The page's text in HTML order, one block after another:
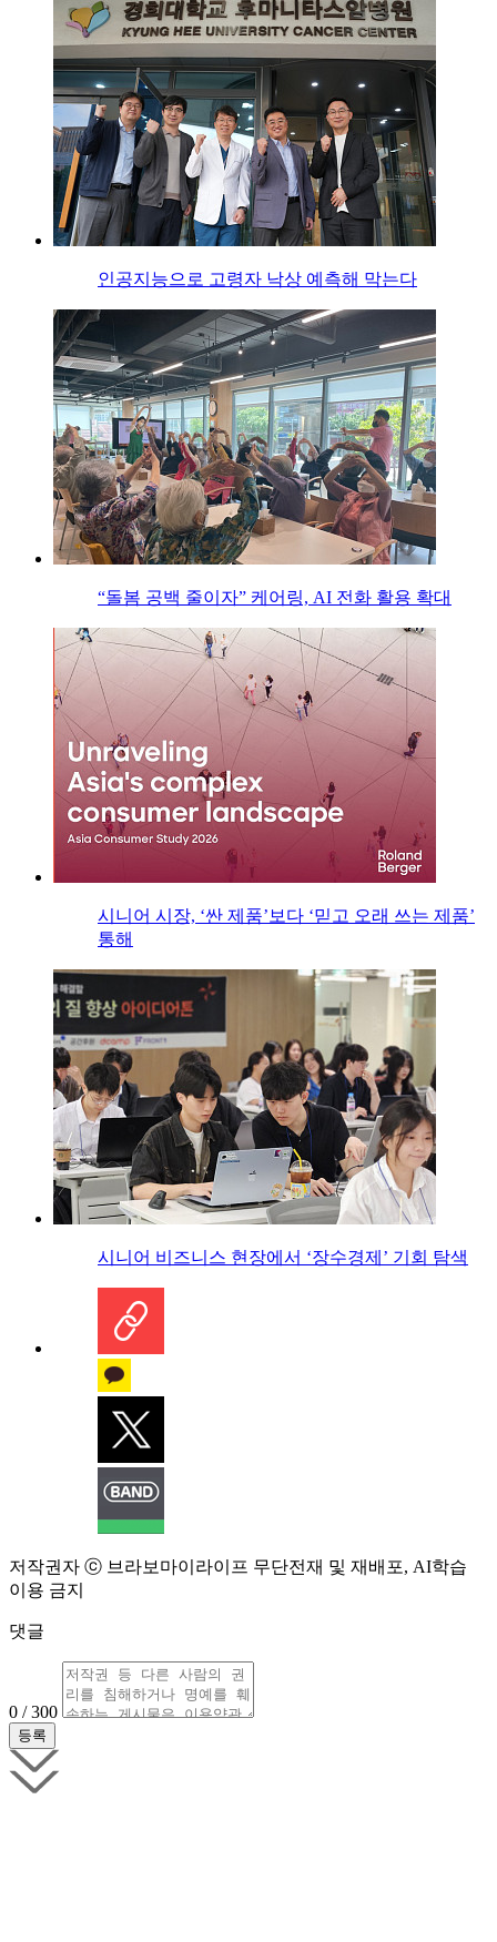
인공지능으로 고령자 낙상 예측해 막는다
“돌봄 공백 줄이자” 케어링, AI 전화 활용 확대
시니어 시장, ‘싼 제품’보다 ‘믿고 오래 쓰는 제품’
통해
시니어 비즈니스 현장에서 ‘장수경제’ 기회 탐색
저작권자 ⓒ 브라보마이라이프 무단전재 및 재배포, AI학습
이용 금지
댓글
0 / 300